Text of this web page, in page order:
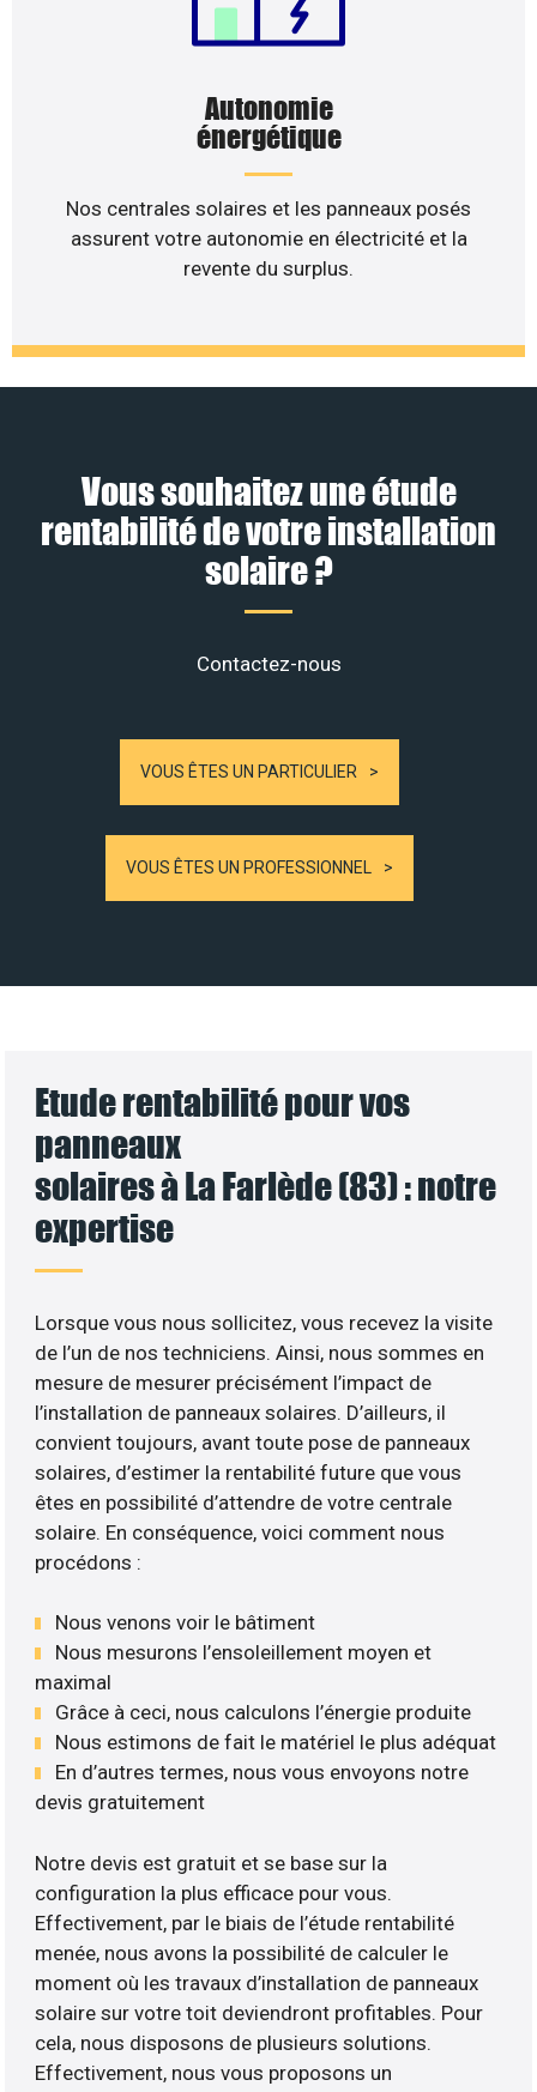
Autonomie
énergétique
Nos centrales solaires et les panneaux posés
assurent votre autonomie en électricité et la
revente du surplus.
Vous souhaitez une étude
rentabilité de votre installation
solaire ?
Contactez-nous
VOUS ÊTES UN PARTICULIER
VOUS ÊTES UN PROFESSIONNEL
Etude rentabilité pour vos
panneaux
solaires à La Farlède (83) : notre
expertise
Lorsque vous nous sollicitez, vous recevez la visite
de l’un de nos techniciens. Ainsi, nous sommes en
mesure de mesurer précisément l’impact de
l’installation de panneaux solaires. D’ailleurs, il
convient toujours, avant toute pose de panneaux
solaires, d’estimer la rentabilité future que vous
êtes en possibilité d’attendre de votre centrale
solaire. En conséquence, voici comment nous
procédons :
Nous venons voir le bâtiment
Nous mesurons l’ensoleillement moyen et
maximal
Grâce à ceci, nous calculons l’énergie produite
Nous estimons de fait le matériel le plus adéquat
En d’autres termes, nous vous envoyons notre
devis gratuitement
Notre devis est gratuit et se base sur la
configuration la plus efficace pour vous.
Effectivement, par le biais de l’étude rentabilité
menée, nous avons la possibilité de calculer le
moment où les travaux d’installation de panneaux
solaire sur votre toit deviendront profitables. Pour
cela, nous disposons de plusieurs solutions.
Effectivement, nous vous proposons un